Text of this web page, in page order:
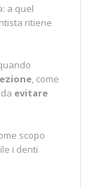
a quel
ritiene
, come
evitare
scopo
i denti